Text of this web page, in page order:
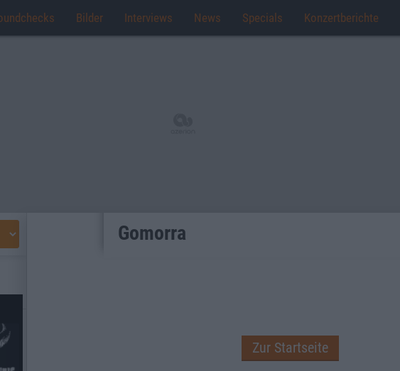
Bilder Interviews News Specials Konzertberichte
Gomorra
Zur Startseite